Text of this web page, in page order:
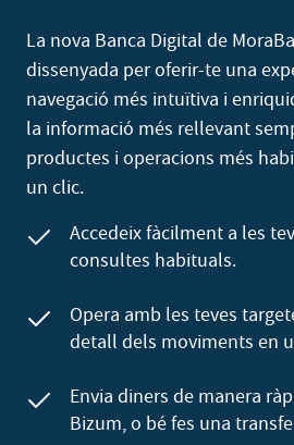
La nova Banca Digital de
dissenyada per oferir-te una
navegació més intuïtiva i
la informació més rellevant
productes i operacions més
un clic.
Accedeix fàcilment a les
consultes habituals.
Opera amb les teves
detall dels moviments en
Envia diners de manera
Bizum, o bé fes una